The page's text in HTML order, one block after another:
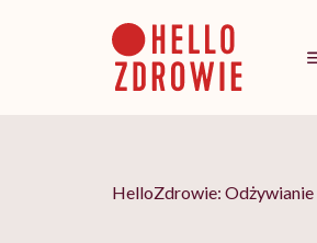
HelloZdrowie: Odżywianie